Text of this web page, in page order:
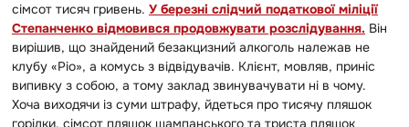
сімсот тисяч гривень. У березні слідчий податкової міліції
Степанченко відмовився продовжувати розслідування. Він
вирішив, що знайдений безакцизний алкоголь належав не
клубу «Ріо», а комусь з відвідувачів. Клієнт, мовляв, приніс
випивку з собою, а тому заклад звинувачувати ні в чому.
Хоча виходячи із суми штрафу, йдеться про тисячу пляшок
горілки, сімсот пляшок шампанського та триста пляшок